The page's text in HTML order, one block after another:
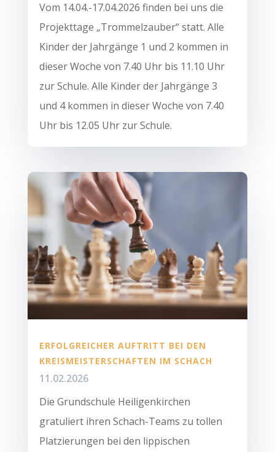
Vom 14.04.-17.04.2026 finden bei uns die
Projekttage „Trommelzauber“ statt. Alle
Kinder der Jahrgänge 1 und 2 kommen in
dieser Woche von 7.40 Uhr bis 11.10 Uhr
zur Schule. Alle Kinder der Jahrgänge 3
und 4 kommen in dieser Woche von 7.40
Uhr bis 12.05 Uhr zur Schule.
ERFOLGREICHER AUFTRITT BEI DEN
KREISMEISTERSCHAFTEN IM SCHACH
11.02.2026
Die Grundschule Heiligenkirchen
gratuliert ihren Schach-Teams zu tollen
Platzierungen bei den lippischen